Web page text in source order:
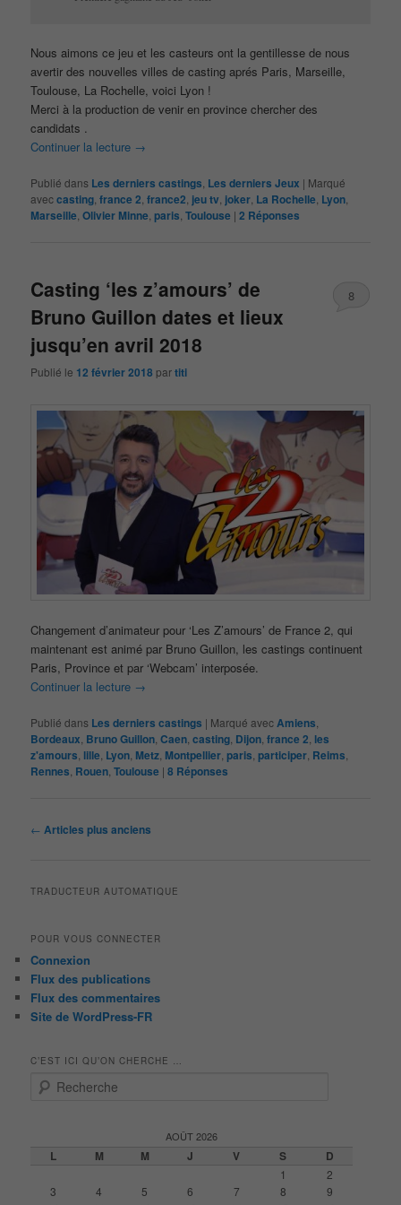
Nous aimons ce jeu et les casteurs ont la gentillesse de nous
avertir des nouvelles villes de casting aprés Paris, Marseille,
Toulouse, La Rochelle, voici Lyon !
Merci à la production de venir en province chercher des
candidats .
Continuer la lecture →
Publié dans Les derniers castings Les derniers Jeux | Marqué
aveccasting ,france 2 ,france2 jeu tv joker La Rochelle Lyon
Marseille ,Olivier Minne ,paris ,Toulouse |2 Réponses
Casting ‘les z’amours’ de
Bruno Guillon dates et lieux
jusqu’en avril 2018
Publié le 12 février 2018 partiti
8
Changement d’animateur pour ‘Les Z’amours’ de France 2, qui
maintenant est animé par Bruno Guillon, les castings continuent
Paris, Province et par ‘Webcam’ interposée.
Continuer la lecture →
Publié dans Les derniers castings | Marqué avecAmiens
Bordeaux Bruno Guillon ,Caen ,casting Dijon ,france 2 les
z'amours lille Lyon Metz Montpellier ,paris ,participer Reims
Rennes Rouen ,Toulouse |8 Réponses
Navigation
← Articles plus anciens
TRADUCTEUR AUTOMATIQUE
POUR VOUS CONNECTER
Connexion
Flux des publications
Flux des commentaires
Site de WordPress-FR
C’EST ICI QU’ON CHERCHE …
AOÛT 2026
L M M J V S D
1
2
3
4 5 6 7 8
9